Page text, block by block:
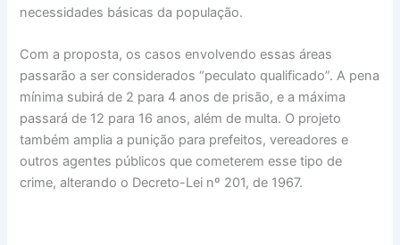
necessidades básicas da população.
Com a proposta, os casos envolvendo essas áreas
passarão a ser considerados “peculato qualificado”. A pena
mínima subirá de 2 para 4 anos de prisão, e a máxima
passará de 12 para 16 anos, além de multa. O projeto
também amplia a punição para prefeitos, vereadores e
outros agentes públicos que cometerem esse tipo de
crime, alterando o Decreto-Lei nº 201, de 1967.